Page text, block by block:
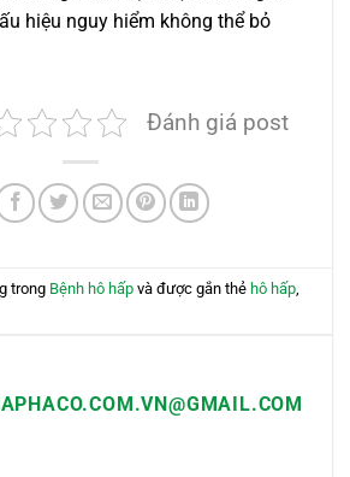
hiệu nguy hiểm không thể bỏ
Đánh giá post
trong Bệnh hô hấp và được gắn thẻhô hấp